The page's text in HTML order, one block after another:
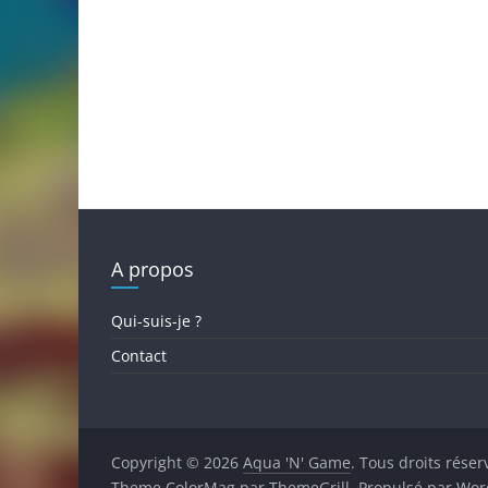
A propos
Qui-suis-je ?
Contact
Copyright © 2026 Aqua 'N' Game. Tous droits